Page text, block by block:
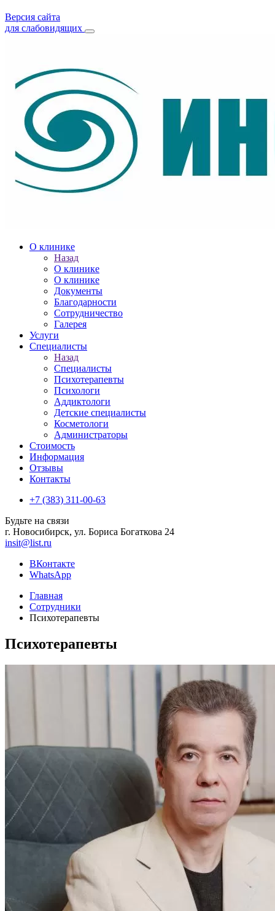
Версия сайта
для слабовидящих
О клинике
Назад
О клинике
О клинике
Документы
Благодарности
Сотрудничество
Галерея
Услуги
Специалисты
Назад
Специалисты
Психотерапевты
Психологи
Аддиктологи
Детские специалисты
Косметологи
Администраторы
Стоимость
Информация
Отзывы
Контакты
+7 (383) 311-00-63
Будьте на связи
г. Новосибирск, ул. Бориса Богаткова 24
insit@list.ru
ВКонтакте
WhatsApp
Главная
Сотрудники
Психотерапевты
Психотерапевты